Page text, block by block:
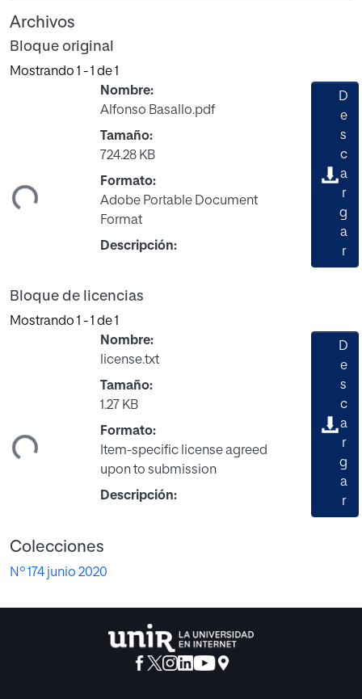
Archivos
Bloque original
Mostrando 1 - 1 de 1
Nombre:
Alfonso Basallo.pdf
Tamaño:
724.28 KB
Formato:
Adobe Portable Document
Format
Descripción:
D
e
s
c
a
r
g
a
r
Bloque de licencias
Mostrando 1 - 1 de 1
Nombre:
license.txt
Tamaño:
1.27 KB
Formato:
Item-specific license agreed
upon to submission
Descripción:
D
e
s
c
a
r
g
a
r
Colecciones
Nº 174 junio 2020